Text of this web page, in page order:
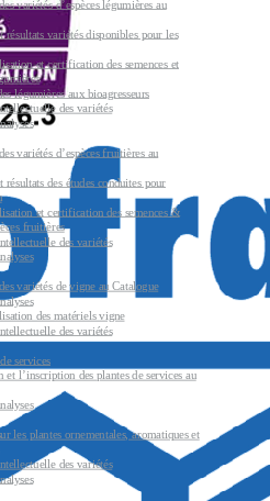
variétés d’espèces légumières au
résultats variétés disponibles pour les
et certification des semences et
légumières aux bioagresseurs
des variétés
variétés d’espèces fruitières au
résultats des études conduites pour
et certification des semences &
fruitières
des variétés
variétés de vigne au Catalogue
des matériels vigne
des variétés
services
et l’inscription des plantes de services au
les plantes ornementales, aromatiques et
des variétés